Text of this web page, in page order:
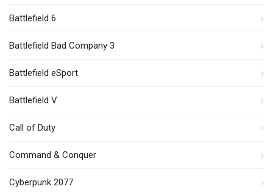
Battlefield 6
Battlefield Bad Company 3
Battlefield eSport
Battlefield V
Call of Duty
Command & Conquer
Cyberpunk 2077